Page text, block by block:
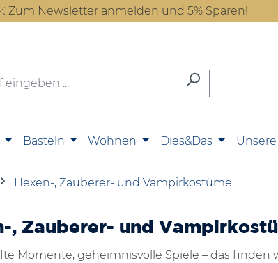
Zum Newsletter anmelden und 5% Sparen!
Basteln Wohnen Dies&Das
Hexen-, Zauberer- und Vampirkostüme
, Zauberer- und
Momente, geheimnisvolle Spiele – das